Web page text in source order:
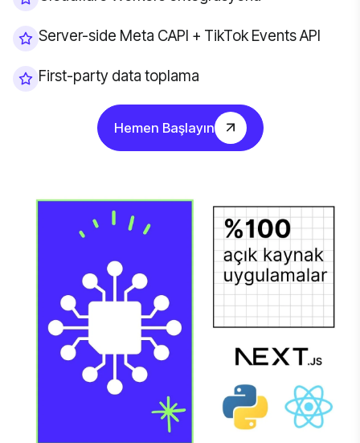
Server-side Meta CAPI + TikTok Events API
First-party data toplama
Hemen Başlayın